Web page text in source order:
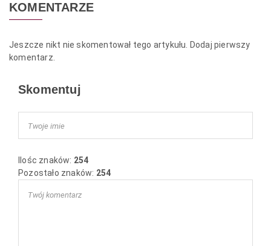
KOMENTARZE
Jeszcze nikt nie skomentował tego artykułu. Dodaj pierwszy
komentarz.
Skomentuj
Ilośc znaków: 254
Pozostało znaków: 254